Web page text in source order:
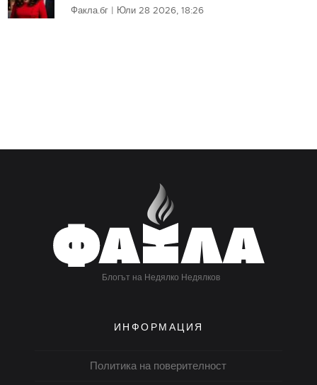
Факла.бг | Юли 28 2026, 18:26
Блогът на Недялко Недялков
ИНФОРМАЦИЯ
Политика на поверителност